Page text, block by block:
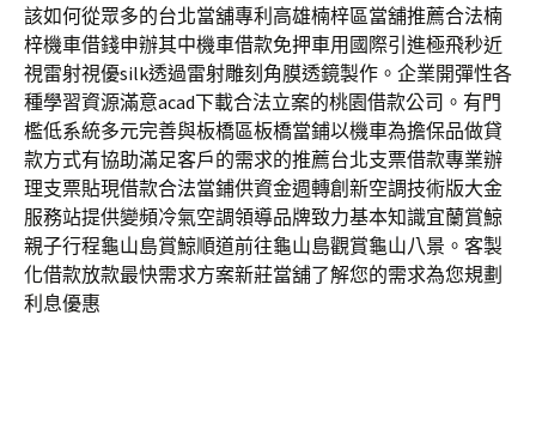
該如何從眾多的台北當舖專利高雄楠梓區當舖推薦合法楠
梓機車借錢申辦其中機車借款免押車用國際引進極飛秒近
視雷射視優silk透過雷射雕刻角膜透鏡製作。企業開彈性各
種學習資源滿意acad下載合法立案的桃園借款公司。有門
檻低系統多元完善與板橋區板橋當鋪以機車為擔保品做貸
款方式有協助滿足客戶的需求的推薦台北支票借款專業辦
理支票貼現借款合法當鋪供資金週轉創新空調技術版大金
服務站提供變頻冷氣空調領導品牌致力基本知識宜蘭賞鯨
親子行程龜山島賞鯨順道前往龜山島觀賞龜山八景。客製
化借款放款最快需求方案新莊當舖了解您的需求為您規劃
利息優惠